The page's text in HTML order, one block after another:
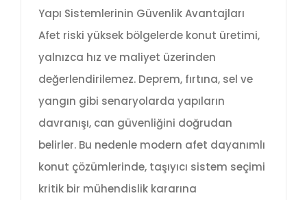
Yapı Sistemlerinin Güvenlik Avantajları
Afet riski yüksek bölgelerde konut üretimi,
yalnızca hız ve maliyet üzerinden
değerlendirilemez. Deprem, fırtına, sel ve
yangın gibi senaryolarda yapıların
davranışı, can güvenliğini doğrudan
belirler. Bu nedenle modern afet dayanımlı
konut çözümlerinde, taşıyıcı sistem seçimi
kritik bir mühendislik kararına